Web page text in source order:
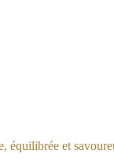
équilibrée et